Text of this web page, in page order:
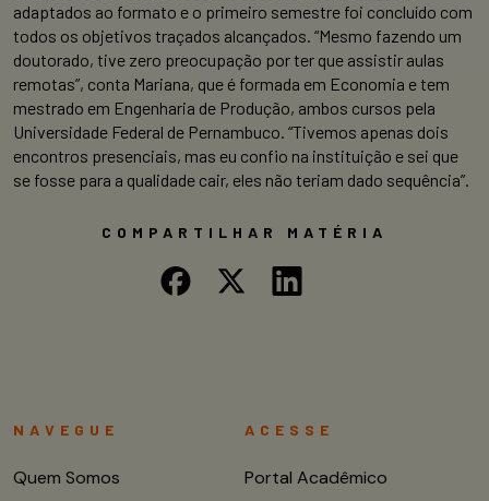
adaptados ao formato e o primeiro semestre foi concluído com
todos os objetivos traçados alcançados. “Mesmo fazendo um
doutorado, tive zero preocupação por ter que assistir aulas
remotas”, conta Mariana, que é formada em Economia e tem
mestrado em Engenharia de Produção, ambos cursos pela
Universidade Federal de Pernambuco. “Tivemos apenas dois
encontros presenciais, mas eu confio na instituição e sei que
se fosse para a qualidade cair, eles não teriam dado sequência”.
COMPARTILHAR MATÉRIA
NAVEGUE
Quem Somos
ACESSE
Portal Acadêmico